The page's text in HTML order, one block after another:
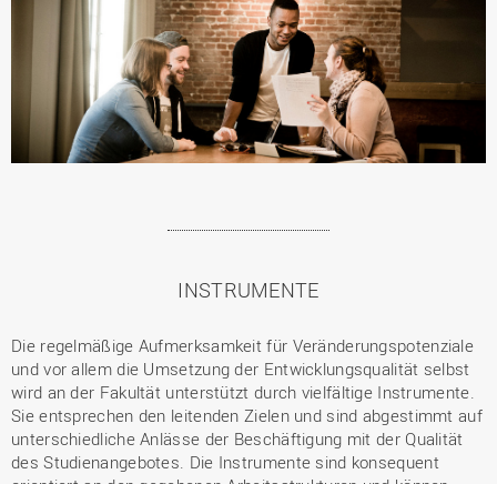
INSTRUMENTE
Die regelmäßige Aufmerksamkeit für Veränderungspotenziale
und vor allem die Umsetzung der Entwicklungsqualität selbst
wird an der Fakultät unterstützt durch vielfältige Instrumente.
Sie entsprechen den leitenden Zielen und sind abgestimmt auf
unterschiedliche Anlässe der Beschäftigung mit der Qualität
des Studienangebotes. Die Instrumente sind konsequent